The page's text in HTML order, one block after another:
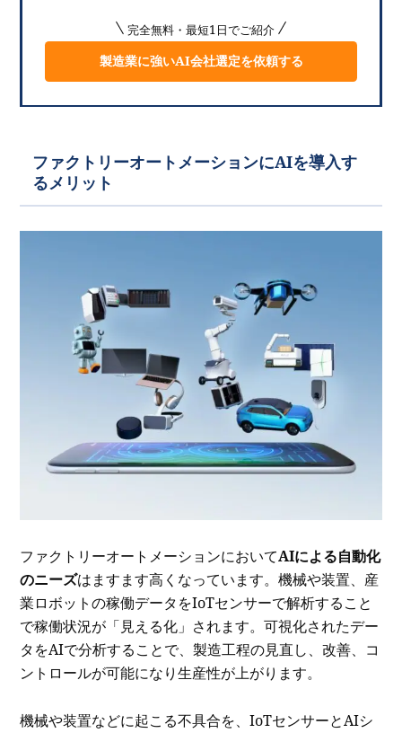
完全無料・最短1日でご紹介
製造業に強いAI会社選定を依頼する
ファクトリーオートメーションにAIを導入す
るメリット
ファクトリーオートメーションにおいてAIによる自動化
のニーズはますます高くなっています。機械や装置、産
業ロボットの稼働データをIoTセンサーで解析すること
で稼働状況が「見える化」されます。可視化されたデー
タをAIで分析することで、製造工程の見直し、改善、コ
ントロールが可能になり生産性が上がります。
機械や装置などに起こる不具合を、IoTセンサーとAIシ